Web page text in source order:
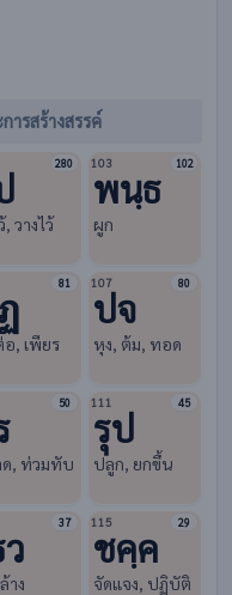
ารสร้างสรรค์
280
, วางไว้
103 102
พนฺธ
ผูก
81
, เพียร
107 80
ปจ
หุง, ต้ม, ทอด
50
, ท่วมทับ
111 45
รุป
ปลูก, ยกขึ้น
37
าง
115 29
ชคฺค
จัดแจง, ปฏิบัติ